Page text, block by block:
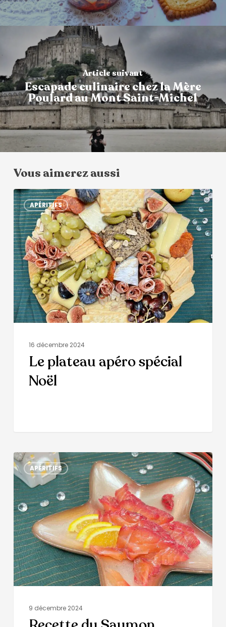
Article suivant
Escapade culinaire chez la Mère
Poulard au Mont Saint-Michel
Vous aimerez aussi
APÉRITIFS
16 décembre 2024
Le plateau apéro spécial
Noël
APÉRITIFS
9 décembre 2024